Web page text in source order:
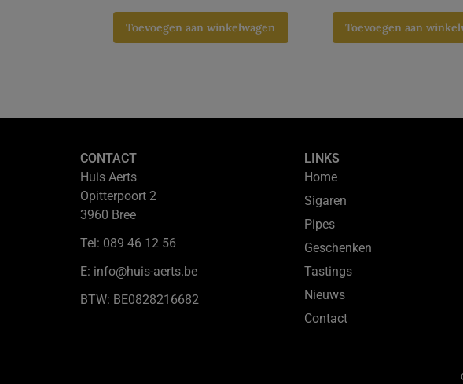
Toevoegen aan winkelwagen Toevoegen aan
CONTACT
Huis Aerts
Opitterpoort 2
3960 Bree
Tel: 089 46 12 56
E: info@huis-aerts.be
BTW: BE0828216682
LINKS
Home
Sigaren
Pipes
Geschenken
Tastings
Nieuws
Contact